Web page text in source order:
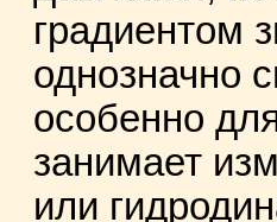
градиентом
однозначно
особенно
занимает
или